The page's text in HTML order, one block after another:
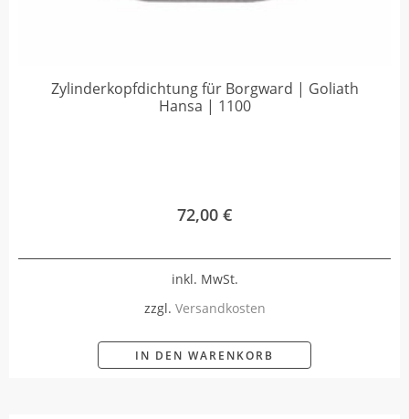
Zylinderkopfdichtung für Borgward | Goliath
Hansa | 1100
72,00 €
inkl. MwSt.
zzgl. Versandkosten
IN DEN WARENKORB